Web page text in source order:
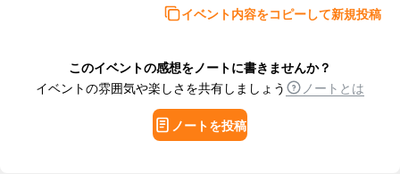
イベント内容をコピーして新規投稿
このイベントの感想をノートに書きませんか？
イベントの雰囲気や楽しさを共有しましょう
ノートとは
ノートを投稿